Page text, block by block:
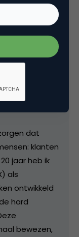
dat
klanten
jaar heb ik
als
ontwikkeld
hard
bewezen,